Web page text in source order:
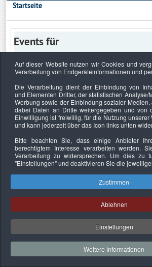
Startseite
Events für
Keine Termine
Datenschutzerklärung Urheberrechtsnachweise
Copyright © 2026. Bundesverband
Sachverständiger und Fachgutachter
Auf dieser Website nutzen wir Cookies und
Verarbeitung von Endgeräteinformationen und
Die Verarbeitung dient der Einbindung von
und Elementen Dritter, der statistischen Analyse/
Werbung sowie der Einbindung sozialer
dabei Daten an Dritte weitergegeben und von
Einwilligung ist freiwillig, für die Nutzung unserer
und kann jederzeit über das Icon links unten
Bitte beachten Sie, dass einige Anbieter
berechtigtem Interesse verarbeiten werden.
Verarbeitung zu widersprechen. Um dies zu
"Einstellungen"und deaktivieren Sie die
Zustimmen
Ablehnen
Einstellungen
Weitere Informationen